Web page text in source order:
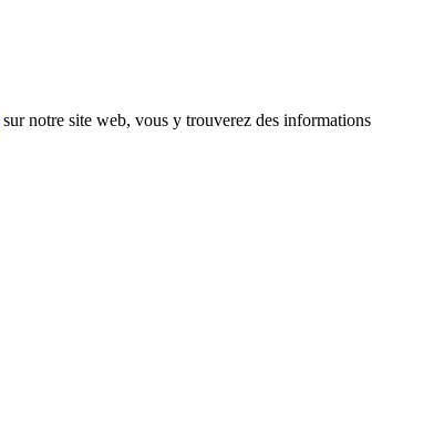
sur notre site web, vous y trouverez des informations